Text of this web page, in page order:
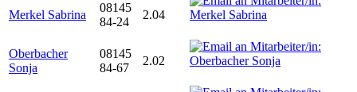
Merkel Sabrina
08145
84-24
2.04
Oberbacher
Sonja
08145
84-67
2.02